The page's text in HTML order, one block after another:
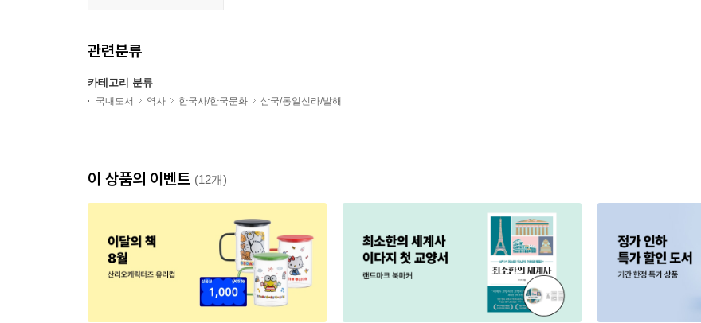
관련분류
카테고리 분류
국내도서 역사 한국사/한국문화 삼국/통일신라/발해
이 상품의 이벤트 (12개)